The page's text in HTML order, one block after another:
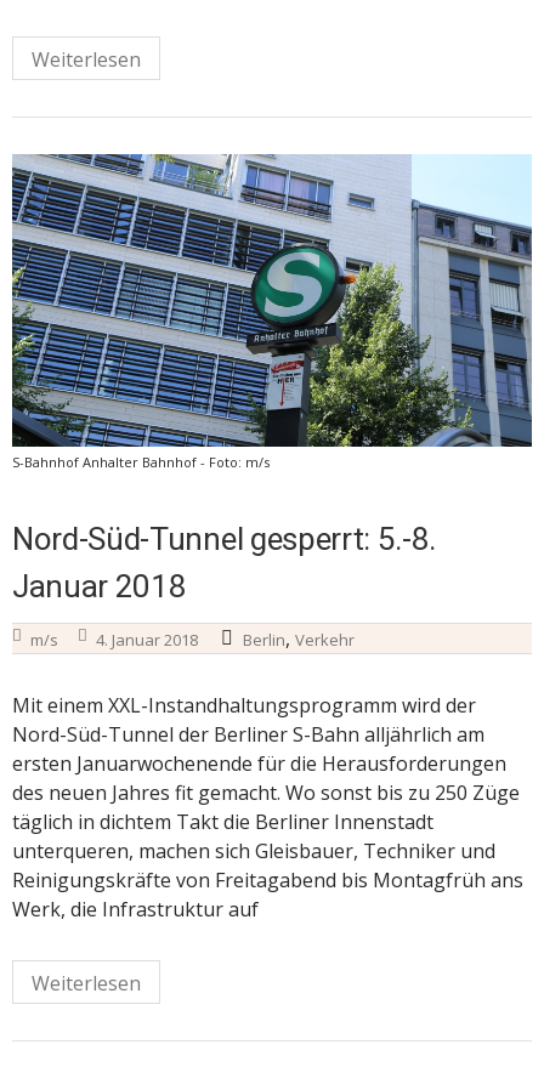
Weiterlesen
S-Bahnhof Anhalter Bahnhof - Foto: m/s
Nord-Süd-Tunnel gesperrt: 5.-8.
Januar 2018
m/s 4. Januar 2018 Berlin, Verkehr
Mit einem XXL-Instandhaltungsprogramm wird der
Nord-Süd-Tunnel der Berliner S-Bahn alljährlich am
ersten Januarwochenende für die Herausforderungen
des neuen Jahres fit gemacht. Wo sonst bis zu 250 Züge
täglich in dichtem Takt die Berliner Innenstadt
unterqueren, machen sich Gleisbauer, Techniker und
Reinigungskräfte von Freitagabend bis Montagfrüh ans
Werk, die Infrastruktur auf
Weiterlesen